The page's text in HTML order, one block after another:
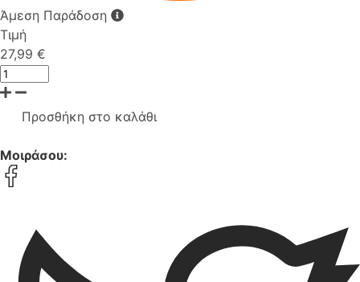
Άμεση Παράδοση
Τιμή
27,99 €
Προσθήκη στο καλάθι
Μοιράσου: